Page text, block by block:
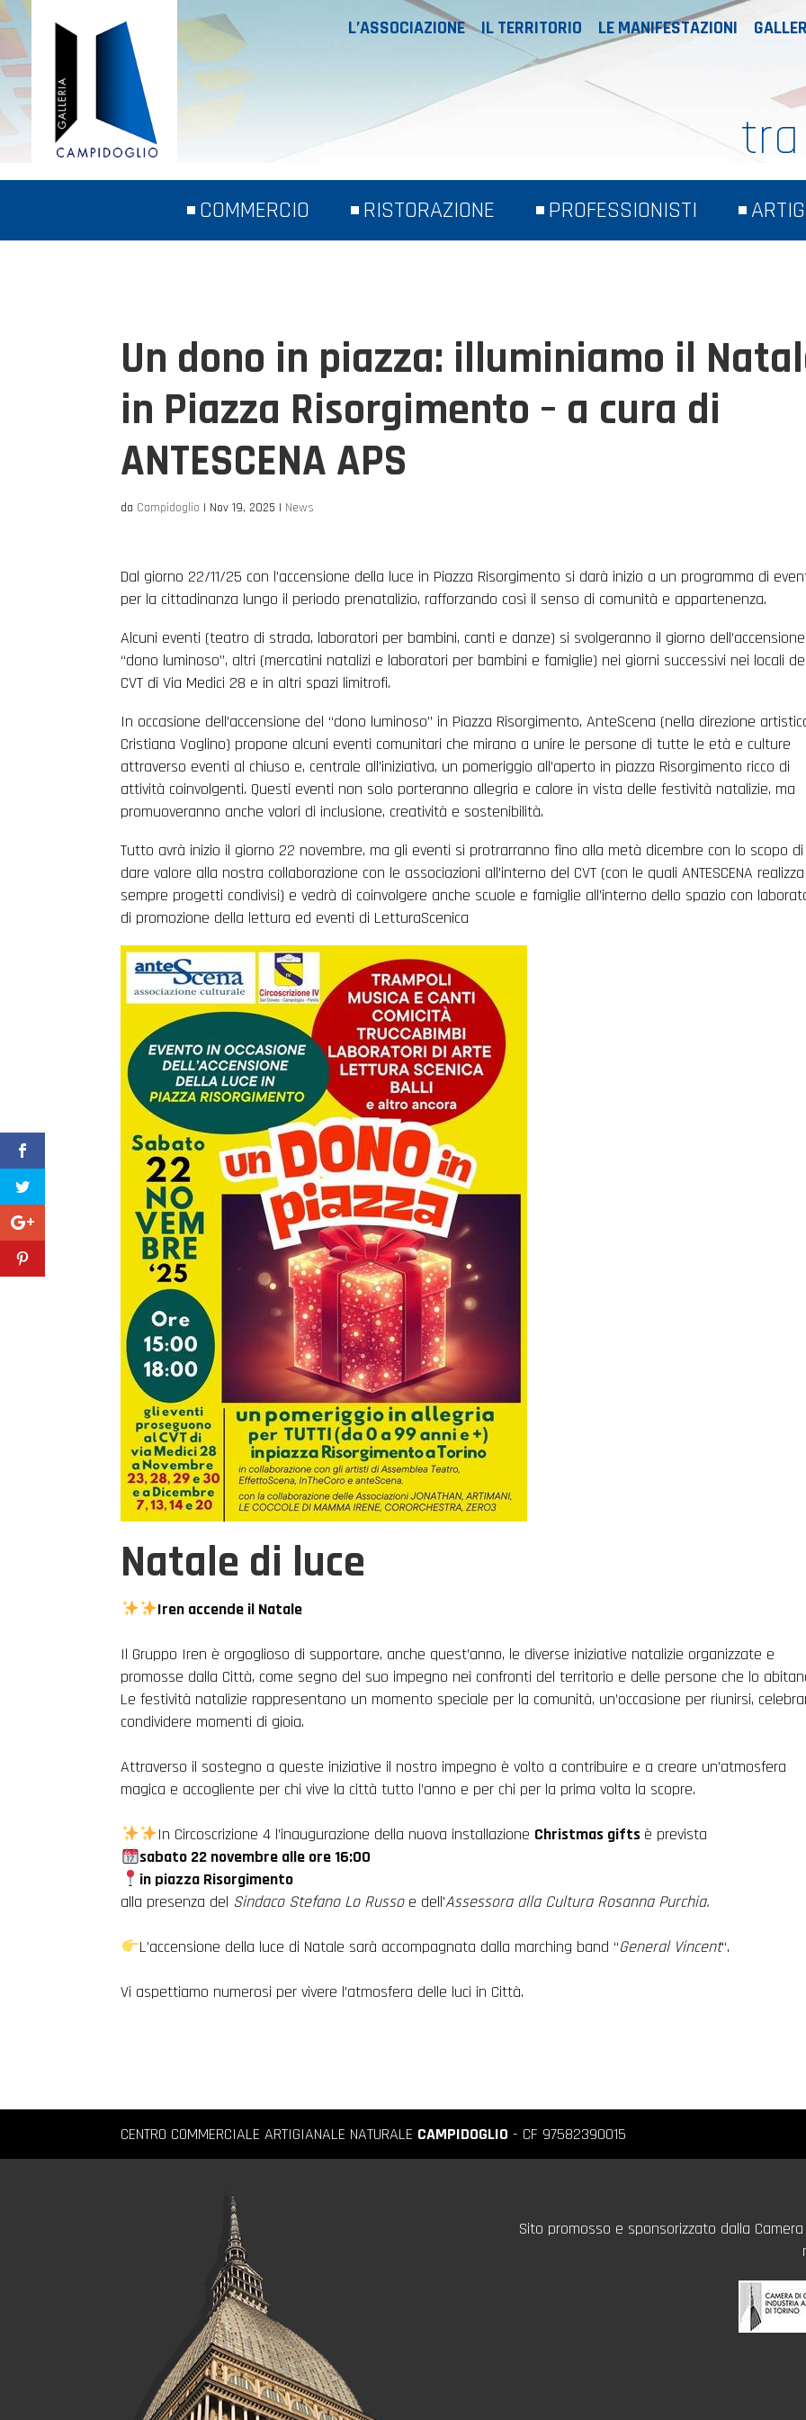
L’ASSOCIAZIONE IL TERRITORIO LE MANIFESTAZIONI
COMMERCIO RISTORAZIONE PROFESSIONISTI
Un dono in piazza: illuminiamo il
in Piazza Risorgimento – a cura di
ANTESCENA APS
da Campidoglio | Nov 19, 2025 | News
Dal giorno 22/11/25 con l’accensione della luce in Piazza Risorgimento si darà inizio a un programma di
per la cittadinanza lungo il periodo prenatalizio, rafforzando così il senso di comunità e appartenenza.
Alcuni eventi (teatro di strada, laboratori per bambini, canti e danze) si svolgeranno il giorno
“dono luminoso”, altri (mercatini natalizi e laboratori per bambini e famiglie) nei giorni successivi nei locali
CVT di Via Medici 28 e in altri spazi limitrofi.
In occasione dell’accensione del “dono luminoso” in Piazza Risorgimento, AnteScena (nella direzione
Cristiana Voglino) propone alcuni eventi comunitari che mirano a unire le persone di tutte le età e culture
attraverso eventi al chiuso e, centrale all’iniziativa, un pomeriggio all’aperto in piazza Risorgimento ricco di
attività coinvolgenti. Questi eventi non solo porteranno allegria e calore in vista delle festività natalizie, ma
promuoveranno anche valori di inclusione, creatività e sostenibilità.
Tutto avrà inizio il giorno 22 novembre, ma gli eventi si protrarranno fino alla metà dicembre con lo scopo di
dare valore alla nostra collaborazione con le associazioni all’interno del CVT (con le quali ANTESCENA realizza
sempre progetti condivisi) e vedrà di coinvolgere anche scuole e famiglie all’interno dello spazio con
di promozione della lettura ed eventi di LetturaScenica
Natale di luce
Iren accende il Natale
Il Gruppo Iren è orgoglioso di supportare, anche quest’anno, le diverse iniziative natalizie organizzate e
promosse dalla Città, come segno del suo impegno nei confronti del territorio e delle persone che lo
Le festività natalizie rappresentano un momento speciale per la comunità, un’occasione per riunirsi,
condividere momenti di gioia.
Attraverso il sostegno a queste iniziative il nostro impegno è volto a contribuire e a creare un’atmosfera
magica e accogliente per chi vive la città tutto l’anno e per chi per la prima volta la scopre.
In Circoscrizione 4 l’inaugurazione della nuova installazione Christmas gifts è prevista
sabato 22 novembre alle ore 16:00
in piazza Risorgimento
alla presenza del Sindaco Stefano Lo Russo e dell’Assessora alla Cultura Rosanna Purchia.
L’accensione della luce di Natale sarà accompagnata dalla marching band “General Vincent“.
Vi aspettiamo numerosi per vivere l’atmosfera delle luci in Città.
CENTRO COMMERCIALE ARTIGIANALE NATURALE CAMPIDOGLIO - CF 97582390015
Sito promosso e sponsorizzato dalla